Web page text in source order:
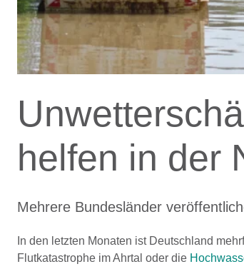
helfen in der
Mehrere Bundesländer
In den letzten Monaten ist Deutschland
Flutkatastrophe im Ahrtal oder die